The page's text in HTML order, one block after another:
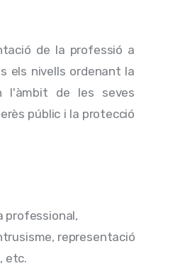
de la professió a
els nivells ordenant la
l'àmbit de les seves
públic i la protecció
professional,
representació
etc.